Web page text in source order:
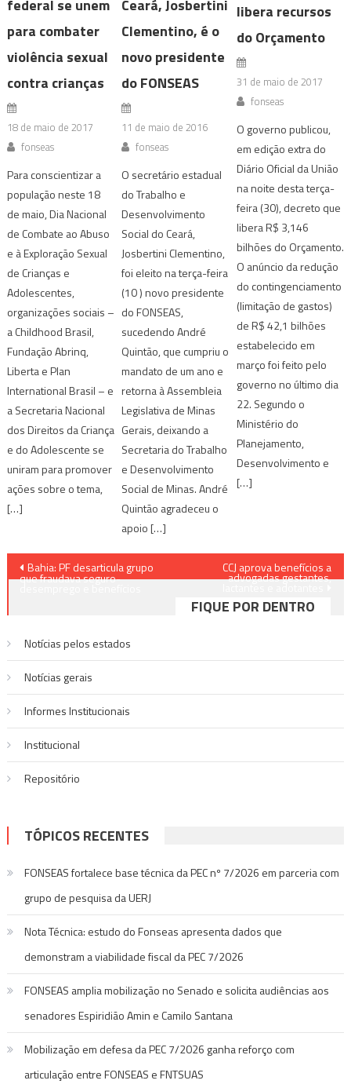
federal se unem
para combater
violência sexual
contra crianças
18 de maio de 2017
fonseas
Para conscientizar a
população neste 18
de maio, Dia Nacional
de Combate ao Abuso
e à Exploração Sexual
de Crianças e
Adolescentes,
organizações sociais –
a Childhood Brasil,
Fundação Abrinq,
Liberta e Plan
International Brasil – e
a Secretaria Nacional
dos Direitos da Criança
e do Adolescente se
uniram para promover
ações sobre o tema,
[…]
Ceará, Josbertini
Clementino, é o
novo presidente
do FONSEAS
11 de maio de 2016
fonseas
O secretário estadual
do Trabalho e
Desenvolvimento
Social do Ceará,
Josbertini Clementino,
foi eleito na terça-feira
(10 ) novo presidente
do FONSEAS,
sucedendo André
Quintão, que cumpriu o
mandato de um ano e
retorna à Assembleia
Legislativa de Minas
Gerais, deixando a
Secretaria do Trabalho
e Desenvolvimento
Social de Minas. André
Quintão agradeceu o
apoio […]
libera recursos
do Orçamento
31 de maio de 2017
fonseas
O governo publicou,
em edição extra do
Diário Oficial da União
na noite desta terça-
feira (30), decreto que
libera R$ 3,146
bilhões do Orçamento.
O anúncio da redução
do contingenciamento
(limitação de gastos)
de R$ 42,1 bilhões
estabelecido em
março foi feito pelo
governo no último dia
22. Segundo o
Ministério do
Planejamento,
Desenvolvimento e
[…]
Navegação
Bahia: PF desarticula grupo
que fraudava seguro-
CCJ aprova benefícios a
advogadas gestantes,
FIQUE POR DENTRO
Notícias pelos estados
Notí­cias gerais
Informes Institucionais
Institucional
Repositório
TÓPICOS RECENTES
FONSEAS fortalece base técnica da PEC nº 7/2026 em parceria com
grupo de pesquisa da UERJ
Nota Técnica: estudo do Fonseas apresenta dados que
demonstram a viabilidade fiscal da PEC 7/2026
FONSEAS amplia mobilização no Senado e solicita audiências aos
senadores Espiridião Amin e Camilo Santana
Mobilização em defesa da PEC 7/2026 ganha reforço com
articulação entre FONSEAS e FNTSUAS